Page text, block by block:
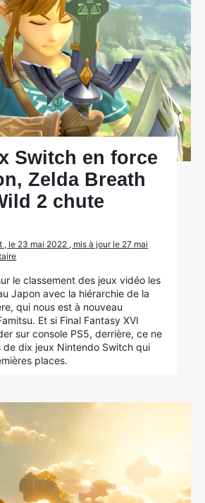
Switch en force
Zelda Breath
2 chute
, le 23 mai 2022 , mis à jour le 27 mai
le classement des jeux vidéo les
Japon avec la hiérarchie de la
qui nous est à nouveau
Et si Final Fantasy XVI
sur console PS5, derrière, ce ne
de dix jeux Nintendo Switch qui
places.